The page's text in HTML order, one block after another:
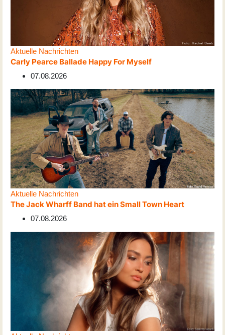
Aktuelle Nachrichten
Carly Pearce Ballade Happy For Myself
07.08.2026
Aktuelle Nachrichten
The Jack Wharff Band hat ein Small Town Heart
07.08.2026